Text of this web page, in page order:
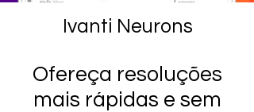
Ivanti Neurons
Ofereça resoluções
mais rápidas e sem